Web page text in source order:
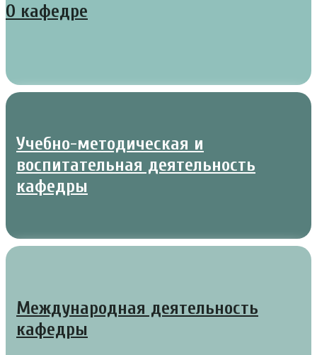
О кафедре
Учебно-методическая и
воспитательная деятельность
кафедры
Международная деятельность
кафедры